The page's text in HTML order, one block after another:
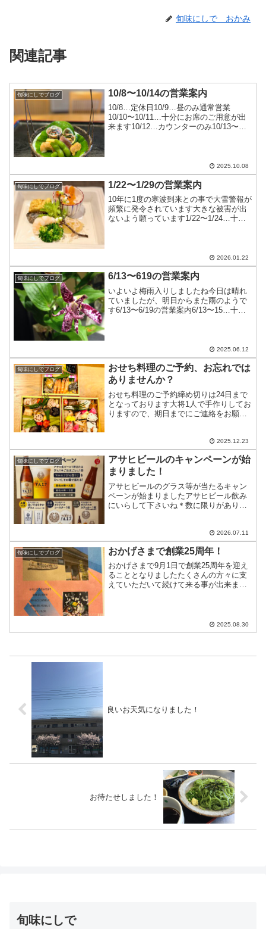
旬味にしで おかみ
関連記事
旬味にしでブログ 10/8〜10/14の営業案内
10/8…定休日10/9…昼のみ通常営業
10/10〜10/11…十分にお席のご用意が出
来ます10/12…カウンターのみ10/13〜
2025.10.08
旬味にしでブログ 1/22〜1/29の営業案内
10年に1度の寒波到来との事で大雪警報が
頻繁に発令されています大きな被害が出
ないよう願っています1/22〜1/24…十分
2026.01.22
旬味にしでブログ 6/13〜619の営業案内
いよいよ梅雨入りしましたね今日は晴れ
ていましたが、明日からまた雨のようで
す6/13〜6/19の営業案内6/13〜15…十分
2025.06.12
旬味にしでブログ
おせち料理のご予約、お忘れでは
ありませんか？
おせち料理のご予約締め切りは24日まで
となっております大将1人で手作りしてお
りますので、期日までにご連絡をお願い
2025.12.23
旬味にしでブログ
アサヒビールのキャンペーンが始
まりました！
アサヒビールのグラス等が当たるキャン
ペーンが始まりましたアサヒビール飲み
にいらして下さいね＊数に限りがありま
2026.07.11
旬味にしでブログ おかげさまで創業25周年！
おかげさまで9月1日で創業25周年を迎え
ることとなりましたたくさんの方々に支
えていただいて続けて来る事が出来まし
2025.08.30
良いお天気になりました！
お待たせしました！
旬味にしで